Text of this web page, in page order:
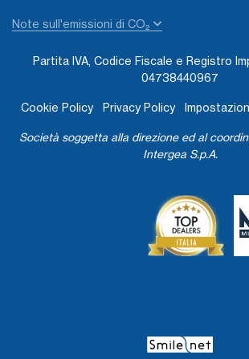
Note sull'emissioni di CO₂
Partita IVA, Codice Fiscale e Registro
04738440967
Cookie Policy Privacy Policy
Società soggetta alla direzione ed al
Intergea S.p.A.